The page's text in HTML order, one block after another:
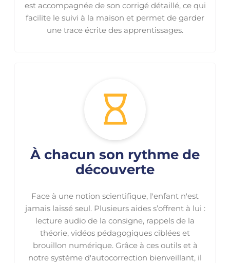
est accompagnée de son corrigé détaillé, ce qui
facilite le suivi à la maison et permet de garder
une trace écrite des apprentissages.
À chacun son rythme de
découverte
Face à une notion scientifique, l'enfant n'est
jamais laissé seul. Plusieurs aides s’offrent à lui :
lecture audio de la consigne, rappels de la
théorie, vidéos pédagogiques ciblées et
brouillon numérique. Grâce à ces outils et à
notre système d'autocorrection bienveillant, il